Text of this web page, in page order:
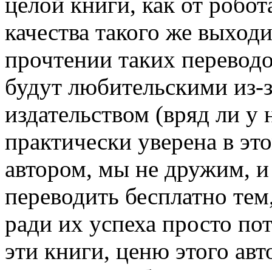
качества такого же
прочтении таких
будут любительскими из-
издательством (вряд ли у
практически уверена в
автором, мы не дружим, и
переводить бесплатно
ради их успеха просто
эти книги, ценю этого